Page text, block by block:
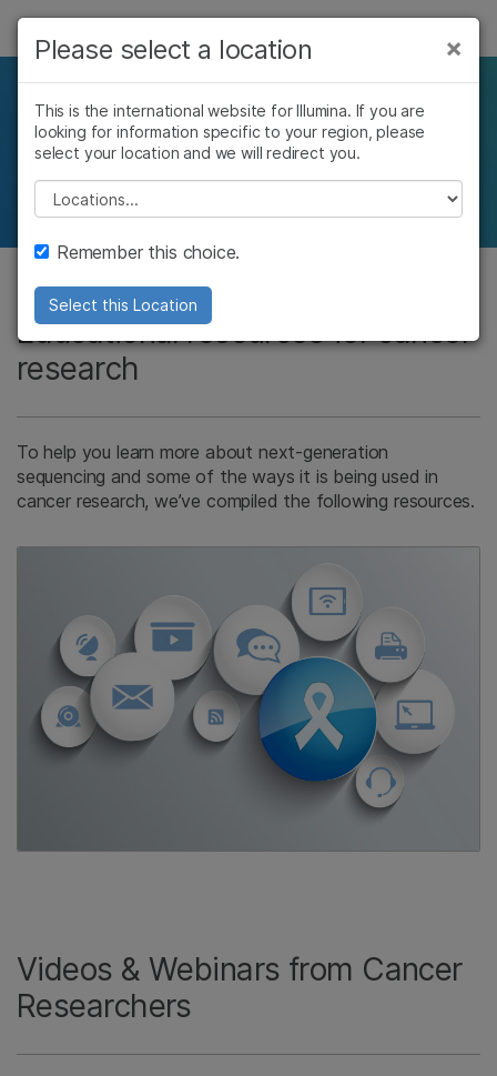
솔루션
학습
회사
지원
추천 링크
Resources for Cancer
Research
Educational resources for cancer
research
To help you learn more about next-generation
sequencing and some of the ways it is being used in
cancer research, we’ve compiled the following resources.
Videos & Webinars from Cancer
Researchers
×
Please select a location
This is the international website for Illumina. If you are
looking for information specific to your region, please
select your location and we will redirect you.
Please select a location
Remember this choice.
Select this Location
×
암 연구
농업유전체학 연구
임상 종양학 연구